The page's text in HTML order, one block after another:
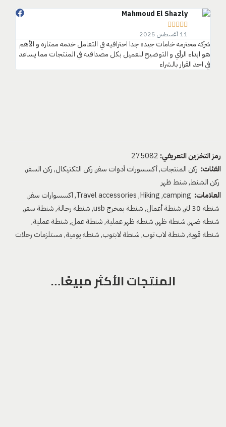
Mahmoud El Shazly‎‏





11 أغسطس 2025
شركه محترمه خامات جيده جدا احترافيه في التعامل خدمه ممتازه و الأهم
هو ابداء الرأي و التوضيح للعميل بكل مصداقية في المنتجات مما يساعد
في اخذ القرار بالشراء
رمز التخزين التعريفي: 275082
الفئات: ركن المنتجات,أكسسورات أدوات سفر,ركن التكتيكال,ركن السفر,
ركن الشنط,شنط ظهر
العلامات: camping
,
Hiking
,
Travel accessories
,اكسسوارات سفر,
شنطة 30 لتر
,شنطة أعمال,شنطة بمخرج usb ,شنطة رحالة,شنطة سفر,
شنطة ضهر,شنطة ظهر,شنطة ظهر عملية,شنطة عمل,شنطة عملية,
شنطة قوية,شنطة لاب توب,شنطة لابتوب,شنطة يومية,مستلزمات رحلات
المنتجات الأكثر مبيعًا…